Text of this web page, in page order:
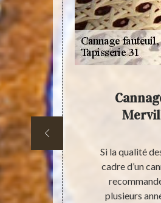
de chaises
sur
vous
et que ses
Si la qualité
cadre d’un
plusieurs